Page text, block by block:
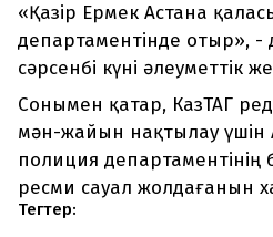
«Қазір Ермек Астана
департаментінде отыр»,
сәрсенбі күні әлеуметтік
Сонымен қатар, КазТАГ
мән-жайын нақтылау үшін
полиция департаментінің
ресми сауал жолдағанын
Тегтер: